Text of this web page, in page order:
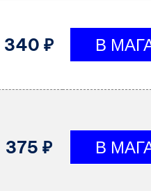
340 ₽
375 ₽